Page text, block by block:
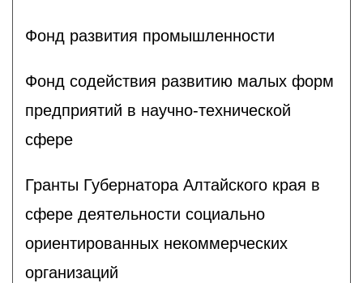
Фонд развития промышленности
Фонд содействия развитию малых форм
предприятий в научно-технической
сфере
Гранты Губернатора Алтайского края в
сфере деятельности социально
ориентированных некоммерческих
организаций